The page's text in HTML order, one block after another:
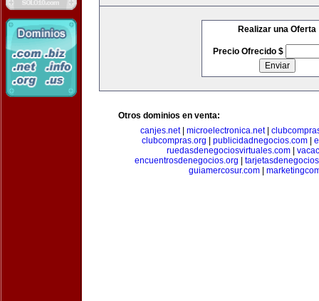
Realizar una Oferta
Precio Ofrecido $
Otros dominios en venta:
canjes.net| microelectronica.net|
clubcompras.org
publicidadnegocios.com
ruedasdenegociosvirtuales.com|
encuentrosdenegocios.org
guiamercosur.com